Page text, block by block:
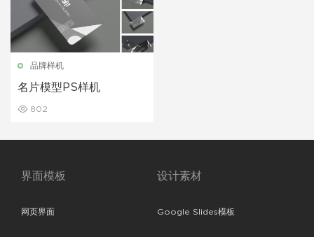
品牌样机
名片模型PS样机
802
界面模板
网页界面
设计素材
Google Slides模板